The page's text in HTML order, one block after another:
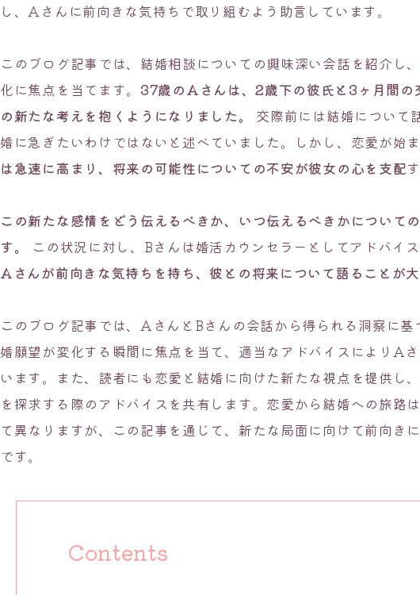
し、Aさんに前向きな気持ちで取り組むよう助言しています。
このブログ記事では、結婚相談についての興味深い会話を紹介し
化に焦点を当てます。 37歳のAさんは、2歳下の彼氏と3ヶ月間の
の新たな考えを抱くようになりました。
交際前には結婚について
婚に急ぎたいわけではないと述べていました。しかし、恋愛が始ま
は急速に高まり、将来の可能性についての不安が彼女の心を支配
この新たな感情をどう伝えるべきか、いつ伝えるべきかについて
す。
この状況に対し、Bさんは婚活カウンセラーとしてアドバイス
Aさんが前向きな気持ちを持ち、彼との将来について語ることが大
このブログ記事では、AさんとBさんの会話から得られる洞察に
婚願望が変化する瞬間に焦点を当て、適当なアドバイスによりA
います。また、読者にも恋愛と結婚に向けた新たな視点を提供し
を探求する際のアドバイスを共有します。恋愛から結婚への旅路
て異なりますが、この記事を通じて、新たな局面に向けて前向き
です。
Contents